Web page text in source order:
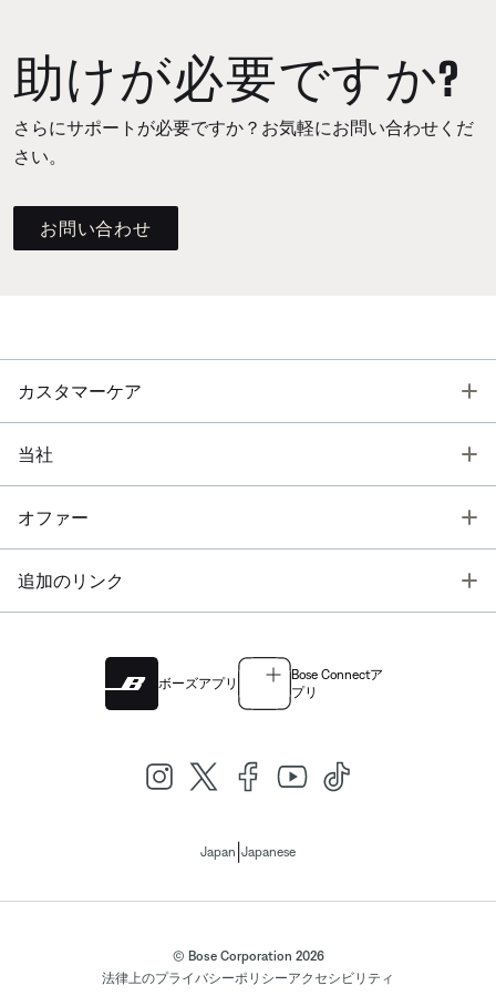
助けが必要ですか?
さらにサポートが必要ですか？お気軽にお問い合わせくだ
さい。
お問い合わせ
カスタマーケア
当社
オファー
追加のリンク
ボーズアプリ
Bose Connectア
プリ
Japan Japanese
© Bose Corporation 2026
法律上のプライバシーポリシーアクセシビリティ